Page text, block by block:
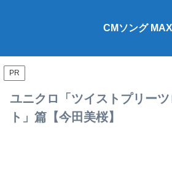
CMソング MAX
PR
ユニクロ「ツイストプリー
ト」篇【今田美桜】